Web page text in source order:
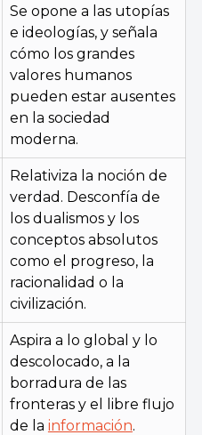
Se opone a las utopías
e ideologías, y señala
cómo los grandes
valores humanos
pueden estar ausentes
en la sociedad
moderna.
Relativiza la noción de
verdad. Desconfía de
los dualismos y los
conceptos absolutos
como el progreso, la
racionalidad o la
civilización.
Aspira a lo global y lo
descolocado, a la
borradura de las
fronteras y el libre flujo
de la información.